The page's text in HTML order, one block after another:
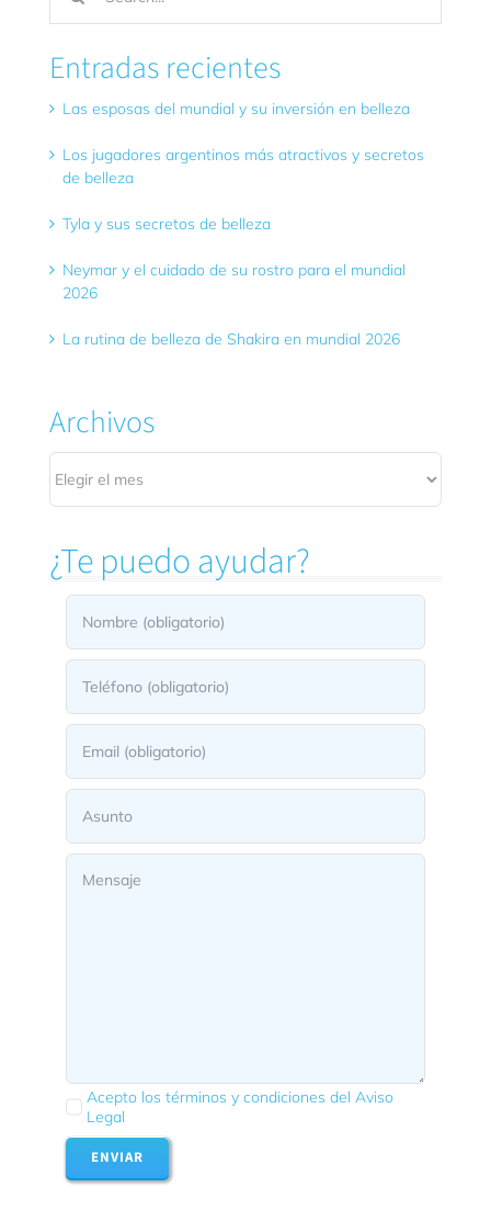
Entradas recientes
Las esposas del mundial y su inversión en belleza
Los jugadores argentinos más atractivos y secretos
de belleza
Tyla y sus secretos de belleza
Neymar y el cuidado de su rostro para el mundial
2026
La rutina de belleza de Shakira en mundial 2026
Archivos
Archivos
¿Te puedo ayudar?
Acepto los términos y condiciones del Aviso
Legal
ENVIAR